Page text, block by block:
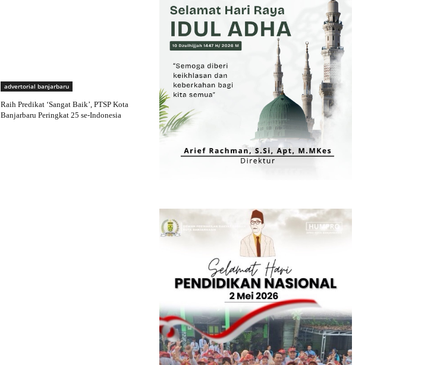
advertorial banjarbaru
Raih Predikat ‘Sangat Baik’, PTSP Kota
Banjarbaru Peringkat 25 se-Indonesia